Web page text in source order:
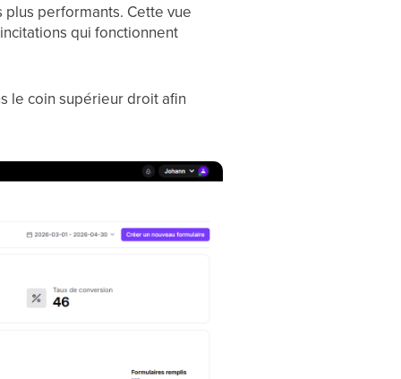
performants. Cette vue
qui fonctionnent
le coin supérieur droit afin